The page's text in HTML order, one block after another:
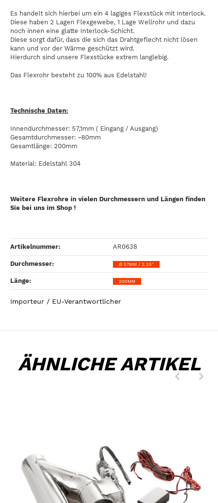
Es handelt sich hierbei um ein 4 lagiges Flexstück mit Interlock.
Diese haben 2 Lagen Flexgewebe, 1 Lage Wellrohr und dazu
noch innen eine glatte Interlock-Schicht.
Diese sorgt dafür, dass die sich das Drahtgeflecht nicht lösen
kann und vor der Wärme geschützt wird.
Hierdurch sind unsere Flexstücke extrem langlebig.
Das Flexrohr besteht zu 100% aus Edelstahl!
Technische Daten:
Innendurchmesser: 57,1mm ( Eingang / Ausgang)
Gesamtdurchmesser: ~80mm
Gesamtlänge: 200mm
Material: Edelstahl 304
Weitere Flexrohre in vielen Durchmessern und Längen finden
Sie bei uns im Shop !
Artikelnummer: AR0638
Durchmesser‍: Ø 57MM / 2,25"
Länge‍: 200MM
Importeur / EU-Verantwortlicher
ÄHNLICHE ARTIKEL